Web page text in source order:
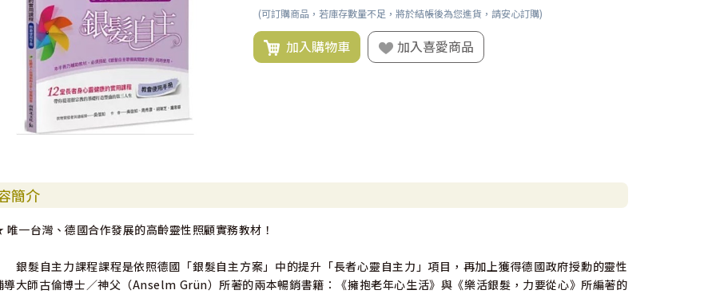
(可訂購商品，若庫存數量不足，將於結帳後為您進貨，請安心訂購)
加入購物車 加入喜愛商品
簡介
一台灣、德國合作發展的高齡靈性照顧實務教材！
髮自主力課程課程是依照德國「銀髮自主方案」中的提升「長者心靈自主力」項目，再加上獲得德國政府授勳的靈性
導大師古倫博士／神父（Anselm Grün）所著的兩本暢銷書籍：《擁抱老年心生活》與《樂活銀髮，力要從心》所編著的